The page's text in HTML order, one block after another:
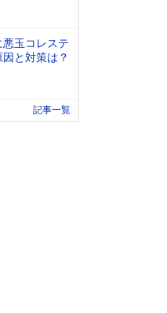
玉コレステ
と対策は？
記事一覧